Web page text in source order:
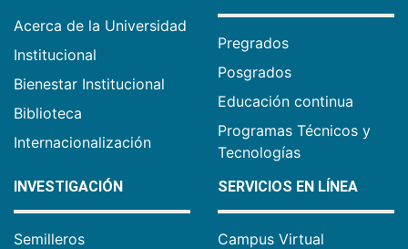
Acerca de la Universidad
Institucional
Bienestar Institucional
Biblioteca
Internacionalización
Pregrados
Posgrados
Educación continua
Programas Técnicos y
Tecnologías
INVESTIGACIÓN
Semilleros
SERVICIOS EN LÍNEA
Campus Virtual